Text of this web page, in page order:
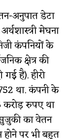
अनुपात डेटा
मेघना
कंपनियों के
क्षेत्र की
है). हीरो
था. कंपनी के
रुपए था
का वेतन
पर भी बहुत